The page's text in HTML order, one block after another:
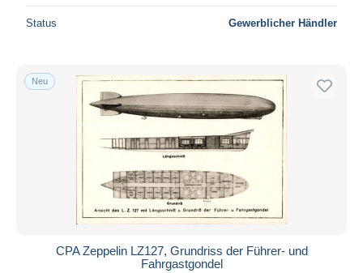
Status Gewerblicher Händler
Neu
CPA Zeppelin LZ127, Grundriss der Führer- und
Fahrgastgondel